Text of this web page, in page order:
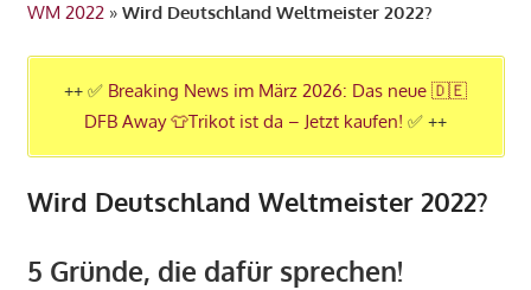
2022
WM 2022» Wird Deutschland Weltmeister 2022?
++ ✅ Breaking News im März 2026: Das neue 🇩🇪
DFB Away 👕Trikot ist da – Jetzt kaufen! ✅ ++
Wird Deutschland Weltmeister 2022?
5 Gründe, die dafür sprechen!